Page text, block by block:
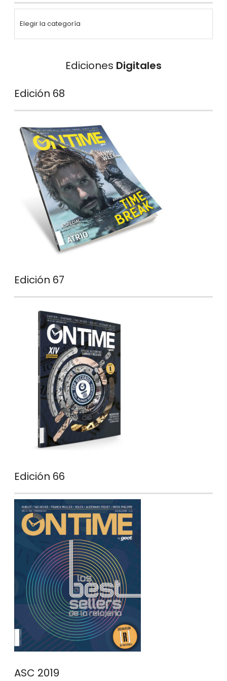
Ediciones Digitales
Edición 68
Edición 67
Edición 66
ASC 2019